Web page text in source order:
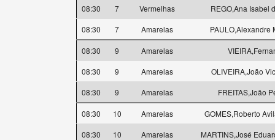
08:30
7 Vermelhas
REGO,Ana Isabel
08:30
7 Amarelas PAULO,Alexandre
08:30 9 Amarelas
08:30
9 Amarelas
OLIVEIRA,João
08:30
9 Amarelas FREITAS,João
08:30 10 Amarelas
GOMES,Roberto
08:30
10 Amarelas
MARTINS,José